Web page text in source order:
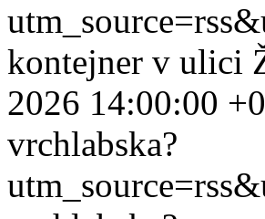
kontejner v ulici
2026 14:00:00
vrchlabska?